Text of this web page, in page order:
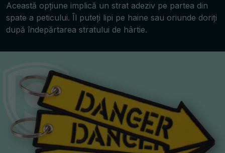
Această opțiune implică un strat adeziv pe partea din
spate a peticului. Îl puteți lipi pe haine sau oriunde doriți
după îndepărtarea stratului de hârtie.